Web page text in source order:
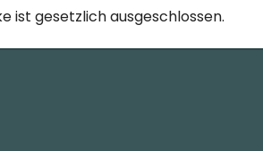
ist gesetzlich ausgeschlossen.